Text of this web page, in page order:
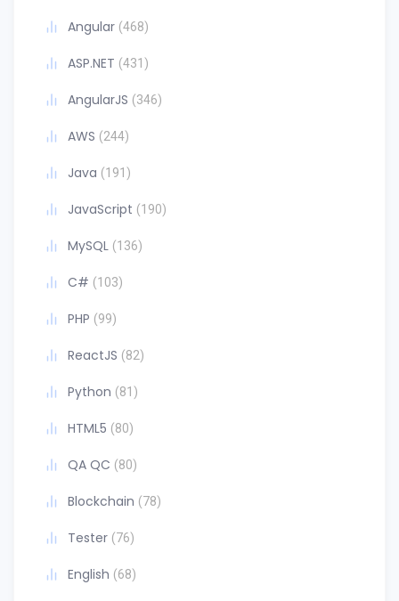
Angular (468)
ASP.NET (431)
AngularJS (346)
AWS (244)
Java (191)
JavaScript (190)
MySQL (136)
C# (103)
PHP (99)
ReactJS (82)
Python (81)
HTML5 (80)
QA QC (80)
Blockchain (78)
Tester (76)
English (68)